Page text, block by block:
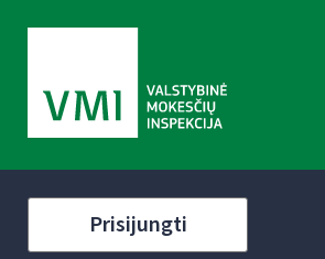
Prisijungti